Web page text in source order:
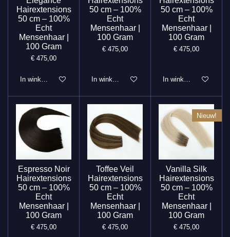
Hairextensions
50 cm – 100%
Echt
Mensenhaar |
100 Gram
€ 475,00
In winkelwagen
50 cm – 100%
Echt
Mensenhaar |
100 Gram
€ 475,00
In winkelwagen
50 cm – 100%
Echt
Mensenhaar |
100 Gram
€ 475,00
In winkelwagen
Espresso Noir
Hairextensions
50 cm – 100%
Echt
Mensenhaar |
100 Gram
€ 475,00
Toffee Veil
Hairextensions
50 cm – 100%
Echt
Mensenhaar |
100 Gram
€ 475,00
Nieuw!
Vanilla Silk
Hairextensions
50 cm – 100%
Echt
Mensenhaar |
100 Gram
€ 475,00